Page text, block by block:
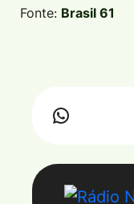
Fonte: Brasil 61